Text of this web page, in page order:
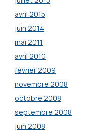
avril 2015
juin 2014
mai 2011
avril 2010
février 2009
novembre 2008
octobre 2008
septembre 2008
juin 2008